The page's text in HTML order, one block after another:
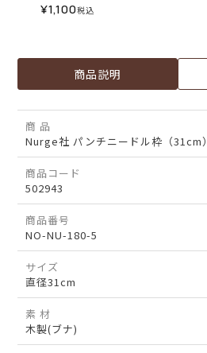
¥1,100税込
商品説明
商 品
Nurge社 パンチニードル枠（31cm）
商品コード
502943
商品番号
NO-NU-180-5
サイズ
直径31cm
素 材
木製(ブナ)